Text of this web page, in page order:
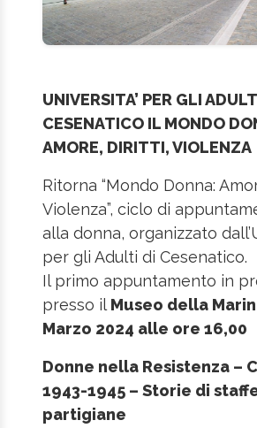
UNIVERSITA’ PER GLI
CESENATICO IL MONDO
AMORE, DIRITTI, VIOLENZA
Ritorna “Mondo Donna:
Violenza”, ciclo di
alla donna, organizzato
per gli Adulti di Cesenatico.
Il primo appuntamento in
presso ilMuseo della
Marzo 2024 alle ore 16,00
Donne nella Resistenza –
1943-1945 – Storie di
partigiane